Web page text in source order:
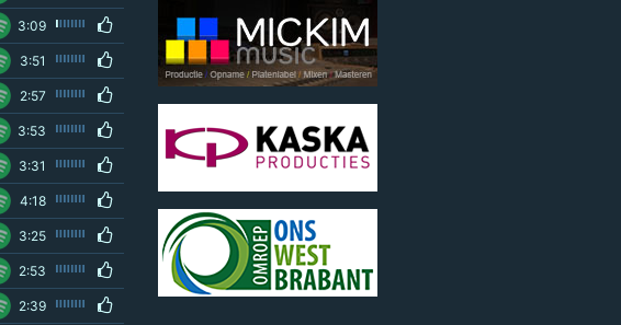
3:09
3:51
2:57
3:53
3:31
4:18
3:25
2:53
2:39